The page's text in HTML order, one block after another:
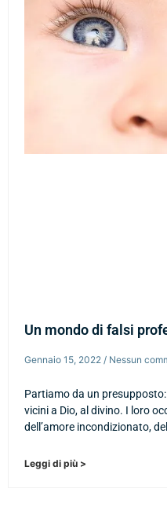
Un mondo di falsi
Gennaio 15, 2022 Nessun
Partiamo da un
vicini a Dio, al divino. I loro
dell’amore incondizionato,
Leggi di più >